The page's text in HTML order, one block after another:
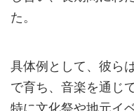
た。
具体例として、彼ら
で育ち、音楽を通じ
特に文化祭や地元イ